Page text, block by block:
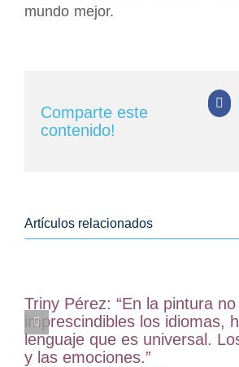
mundo mejor.
Comparte este
contenido!
Artículos relacionados
Triny Pérez: “En la pintura
imprescindibles los idiomas,
lenguaje que es universal.
y las emociones.”